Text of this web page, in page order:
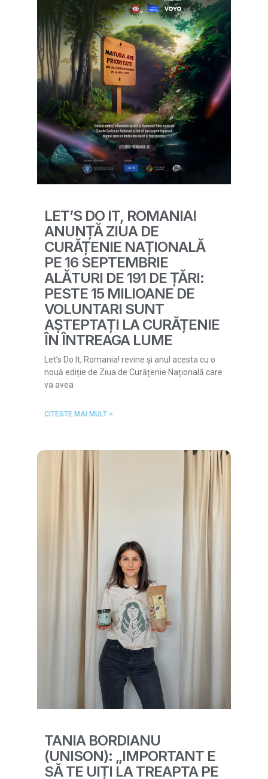
LET’S DO IT, ROMANIA!
ANUNȚĂ ZIUA DE
CURĂȚENIE NAȚIONALĂ
PE 16 SEPTEMBRIE
ALĂTURI DE 191 DE ȚĂRI:
PESTE 15 MILIOANE DE
VOLUNTARI SUNT
AȘTEPTAȚI LA CURĂȚENIE
ÎN ÎNTREAGA LUME
Let’s Do It, Romania! revine și anul acesta cu o
nouă ediție de Ziua de Curățenie Națională care
va avea
CITESTE MAI MULT >
TANIA BORDIANU
(UNISON): „IMPORTANT E
SĂ TE UIȚI LA TREAPTA PE